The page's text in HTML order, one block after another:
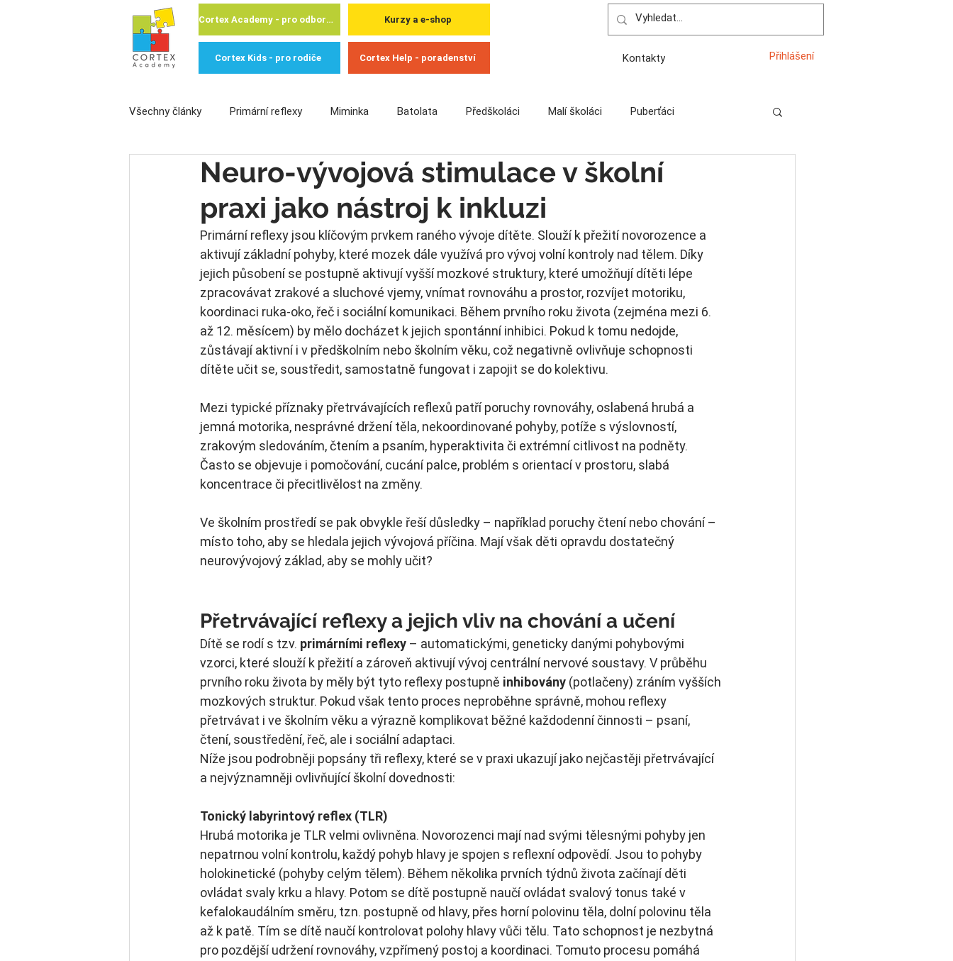
Cortex Academy - pro odborníky Kurzy a e-shop
Cortex Kids - pro rodiče Cortex Help - poradenství Kontakty Přihlášení
Všechny články Primární reflexy Miminka Batolata Předškoláci Malí školáci Puberťáci
Publikované články pro odborníky
Neuro-vývojová stimulace v školní
praxi jako nástroj k inkluzi
Primární reflexy jsou klíčovým prvkem raného vývoje dítěte. Slouží k přežití novorozence a
aktivují základní pohyby, které mozek dále využívá pro vývoj volní kontroly nad tělem. Díky
jejich působení se postupně aktivují vyšší mozkové struktury, které umožňují dítěti lépe
zpracovávat zrakové a sluchové vjemy, vnímat rovnováhu a prostor, rozvíjet motoriku,
koordinaci ruka-oko, řeč i sociální komunikaci. Během prvního roku života (zejména mezi 6.
až 12. měsícem) by mělo docházet k jejich spontánní inhibici. Pokud k tomu nedojde,
zůstávají aktivní i v předškolním nebo školním věku, což negativně ovlivňuje schopnosti
dítěte učit se, soustředit, samostatně fungovat i zapojit se do kolektivu.
Mezi typické příznaky přetrvávajících reflexů patří poruchy rovnováhy, oslabená hrubá a
jemná motorika, nesprávné držení těla, nekoordinované pohyby, potíže s výslovností,
zrakovým sledováním, čtením a psaním, hyperaktivita či extrémní citlivost na podněty.
Často se objevuje i pomočování, cucání palce, problém s orientací v prostoru, slabá
koncentrace či přecitlivělost na změny.
Ve školním prostředí se pak obvykle řeší důsledky – například poruchy čtení nebo chování –
místo toho, aby se hledala jejich vývojová příčina. Mají však děti opravdu dostatečný
neurovývojový základ, aby se mohly učit?
Přetrvávající reflexy a jejich vliv na chování a učení
Dítě se rodí s tzv. primárními reflexy – automatickými, geneticky danými pohybovými
vzorci, které slouží k přežití a zároveň aktivují vývoj centrální nervové soustavy. V průběhu
prvního roku života by měly být tyto reflexy postupně inhibovány (potlačeny) zráním vyšších
mozkových struktur. Pokud však tento proces neproběhne správně, mohou reflexy
přetrvávat i ve školním věku a výrazně komplikovat běžné každodenní činnosti – psaní,
čtení, soustředění, řeč, ale i sociální adaptaci.
Níže jsou podrobněji popsány tři reflexy, které se v praxi ukazují jako nejčastěji přetrvávající
a nejvýznamněji ovlivňující školní dovednosti:
Tonický labyrintový reflex (TLR)
Hrubá motorika je TLR velmi ovlivněna. Novorozenci mají nad svými tělesnými pohyby jen
nepatrnou volní kontrolu, každý pohyb hlavy je spojen s reflexní odpovědí. Jsou to pohyby
holokinetické (pohyby celým tělem). Během několika prvních týdnů života začínají děti
ovládat svaly krku a hlavy. Potom se dítě postupně naučí ovládat svalový tonus také v
kefalokaudálním směru, tzn. postupně od hlavy, přes horní polovinu těla, dolní polovinu těla
až k patě. Tím se dítě naučí kontrolovat polohy hlavy vůči tělu. Tato schopnost je nezbytná
pro pozdější udržení rovnováhy, vzpřímený postoj a koordinaci. Tomuto procesu pomáhá